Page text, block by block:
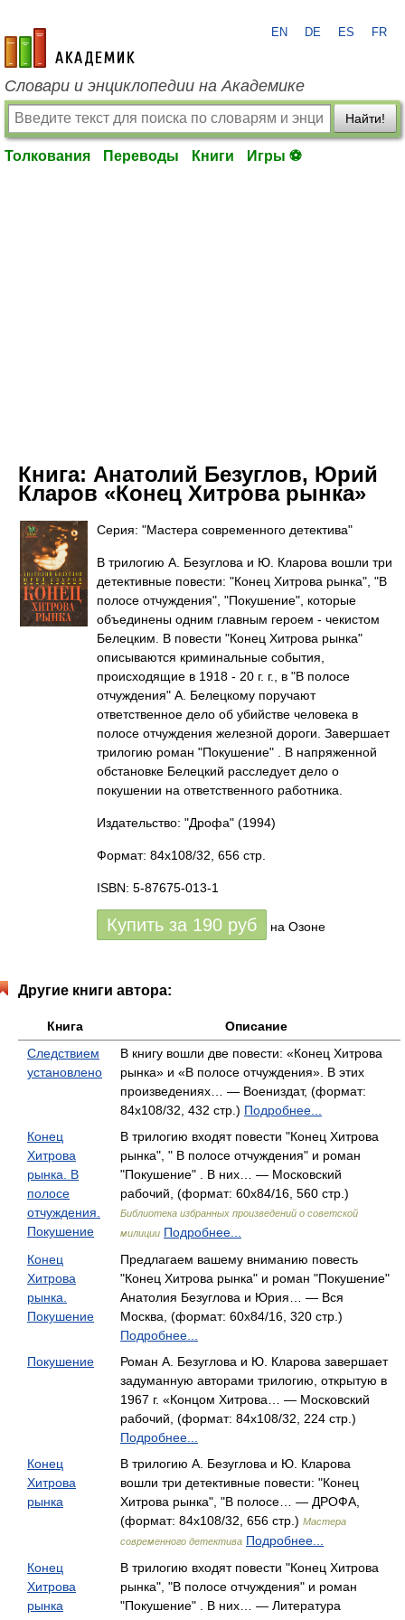
academic.ru
EN DE ES FR
Словари и энциклопедии на Академике
Найти!
Толкования Переводы Книги Игры ⚽
Книга: Анатолий Безуглов, Юрий
Кларов «Конец Хитрова рынка»
Серия: "Мастера современного детектива"
В трилогию А. Безуглова и Ю. Кларова вошли три
детективные повести: "Конец Хитрова рынка", "В
полосе отчуждения", "Покушение", которые
объединены одним главным героем - чекистом
Белецким. В повести "Конец Хитрова рынка"
описываются криминальные события,
происходящие в 1918 - 20 г. г., в "В полосе
отчуждения" А. Белецкому поручают
ответственное дело об убийстве человека в
полосе отчуждения железной дороги. Завершает
трилогию роман "Покушение" . В напряженной
обстановке Белецкий расследует дело о
покушении на ответственного работника.
Издательство: "Дрофа" (1994)
Формат: 84x108/32, 656 стр.
ISBN: 5-87675-013-1
Купить за 190 руб на Озоне
Другие книги автора:
Книга
Описание
Следствием
установлено
В книгу вошли две повести: «Конец Хитрова
рынка» и «В полосе отчуждения». В этих
произведениях… — Воениздат, (формат:
84x108/32, 432 стр.) Подробнее...
Конец
Хитрова
рынка. В
полосе
отчуждения.
Покушение
В трилогию входят повести "Конец Хитрова
рынка", " В полосе отчуждения" и роман
"Покушение" . В них… — Московский
рабочий, (формат: 60x84/16, 560 стр.)
Библиотека избранных произведений о советской
милиции Подробнее...
Конец
Хитрова
рынка.
Покушение
Предлагаем вашему вниманию повесть
"Конец Хитрова рынка" и роман "Покушение"
Анатолия Безуглова и Юрия… — Вся
Москва, (формат: 60x84/16, 320 стр.)
Подробнее...
Покушение
Роман А. Безуглова и Ю. Кларова завершает
задуманную авторами трилогию, открытую в
1967 г. «Концом Хитрова… — Московский
рабочий, (формат: 84x108/32, 224 стр.)
Подробнее...
Конец
Хитрова
рынка
В трилогию А. Безуглова и Ю. Кларова
вошли три детективные повести: "Конец
Хитрова рынка", "В полосе… — ДРОФА,
(формат: 84x108/32, 656 стр.) Мастера
современного детектива Подробнее...
Конец
Хитрова
рынка
В трилогию входят повести "Конец Хитрова
рынка", "B полосе отчуждения" и роман
"Покушение" . В них… — Литература